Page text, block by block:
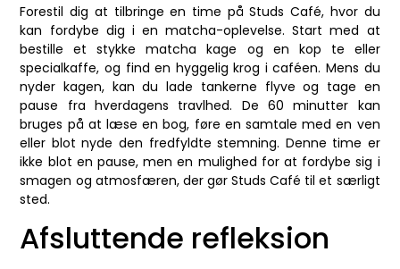
Forestil dig at tilbringe en time på Studs Café, hvor du
kan fordybe dig i en matcha-oplevelse. Start med at
bestille et stykke matcha kage og en kop te eller
specialkaffe, og find en hyggelig krog i caféen. Mens du
nyder kagen, kan du lade tankerne flyve og tage en
pause fra hverdagens travlhed. De 60 minutter kan
bruges på at læse en bog, føre en samtale med en ven
eller blot nyde den fredfyldte stemning. Denne time er
ikke blot en pause, men en mulighed for at fordybe sig i
smagen og atmosfæren, der gør Studs Café til et særligt
sted.
Afsluttende refleksion